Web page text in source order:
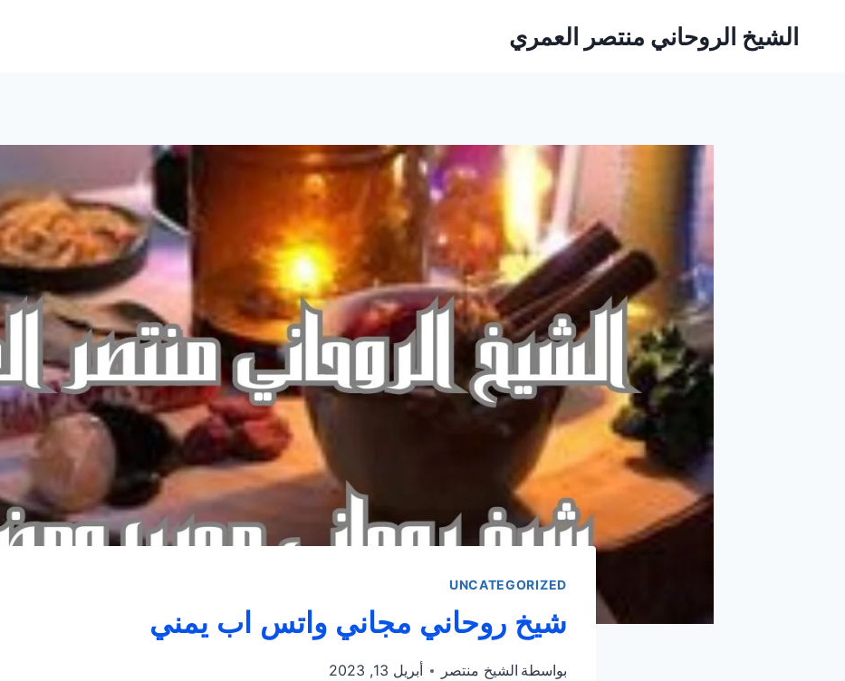
الشيخ الروحاني منتصر العمري
UNCATEGORIZED
شيخ روحاني مجاني واتس اب يمني
بواسطة الشيخ منتصر أبريل 13, 2023